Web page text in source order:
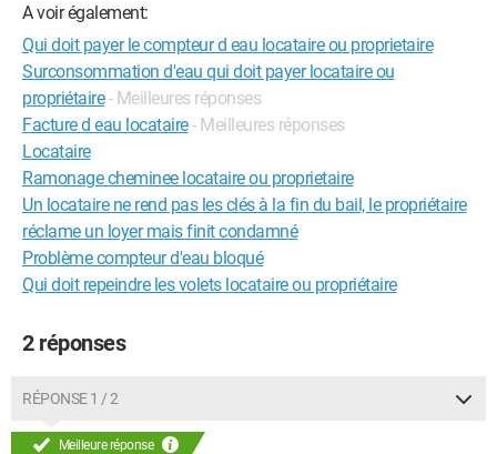
A voir également:
Qui doit payer le compteur d eau locataire ou proprietaire
Surconsommation d'eau qui doit payer locataire ou
propriétaire - Meilleures réponses
Facture d eau locataire- Meilleures réponses
Locataire
Ramonage cheminee locataire ou proprietaire
Un locataire ne rend pas les clés à la fin du bail, le propriétaire
réclame un loyer mais finit condamné
Problème compteur d'eau bloqué
Qui doit repeindre les volets locataire ou propriétaire
2 réponses
RÉPONSE 1 / 2
Meilleure réponse